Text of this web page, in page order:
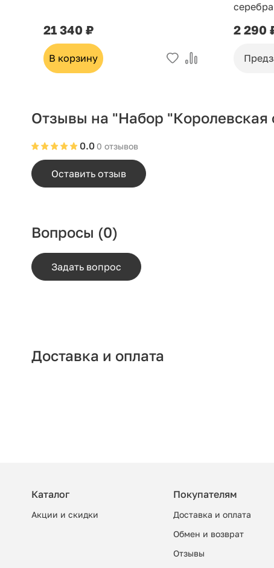
21 340 ₽
В корзину
2 290
Отзывы на "Набор "Королевская
0 отзывов
0.0
Оставить отзыв
Вопросы (0)
Задать вопрос
Доставка и оплата
Каталог
Акции и скидки
Покупателям
Доставка и оплата
Обмен и возврат
Отзывы